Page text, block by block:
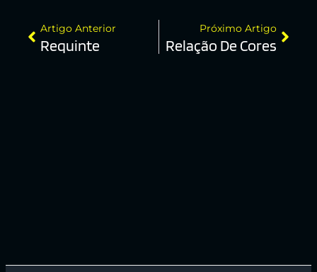
Artigo Anterior
Requinte
Próximo Artigo
Relação De Cores